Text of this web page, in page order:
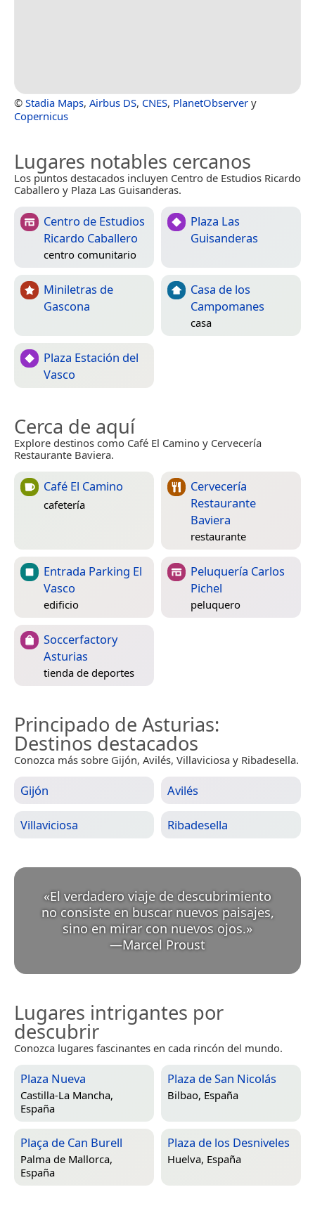
© Stadia Maps, Airbus DS, CNES, PlanetObserver y
Copernicus
Lugares notables cercanos
Los puntos destacados incluyen Centro de Estudios Ricardo
Caballero y Plaza Las Guisanderas.
Centro de Estudios
Ricardo Caballero
centro comunitario
Plaza Las
Guisanderas
Miniletras de
Gascona
Casa de los
Campomanes
casa
Plaza Estación del
Vasco
Cerca de aquí
Explore destinos como Café El Camino y Cervecería
Restaurante Baviera.
Café El Camino
cafetería
Cervecería
Restaurante
Baviera
restaurante
Entrada Parking El
Vasco
edificio
Peluquería Carlos
Pichel
peluquero
Soccerfactory
Asturias
tienda de deportes
Principado de Asturias:
Destinos destacados
Conozca más sobre Gijón, Avilés, Villaviciosa y Ribadesella.
Gijón Avilés
Villaviciosa Ribadesella
«El verdadero viaje de descubrimiento
no consiste en buscar nuevos paisajes,
sino en mirar con nuevos ojos.
—Marcel Proust
Lugares intrigantes por
descubrir
Conozca lugares fascinantes en cada rincón del mundo.
Plaza Nueva
Castilla-La Mancha,
España
Plaza de San Nicolás
Bilbao, España
Plaça de Can Burell
Palma de Mallorca,
España
Plaza de los Desniveles
Huelva, España